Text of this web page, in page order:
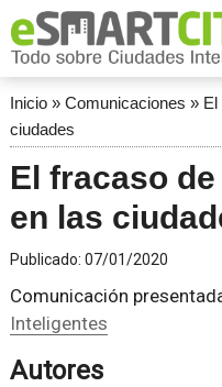
Inicio» Comunicaciones » El
ciudades
El fracaso
en las
Publicado: 07/01/2020
Comunicación
Inteligentes
Autores